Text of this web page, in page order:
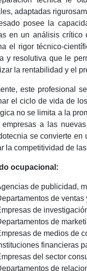
adaptadas
posee la
en un análisis
el rigor técnico-
y resolutiva que le
la rentabilidad y el
este profesional
el ciclo de vida de
no se limita a la
a las
se convierte
la competitividad de
ocupacional:
de publicidad,
de
de
de
de medios de
financieras
del sector
de